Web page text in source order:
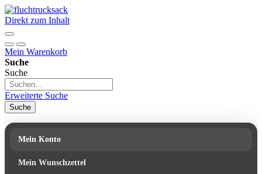
Direkt zum Inhalt
Mein Warenkorb
Suche
Suche
Erweiterte Suche
Suche
Mein Konto
Mein Wunschzettel